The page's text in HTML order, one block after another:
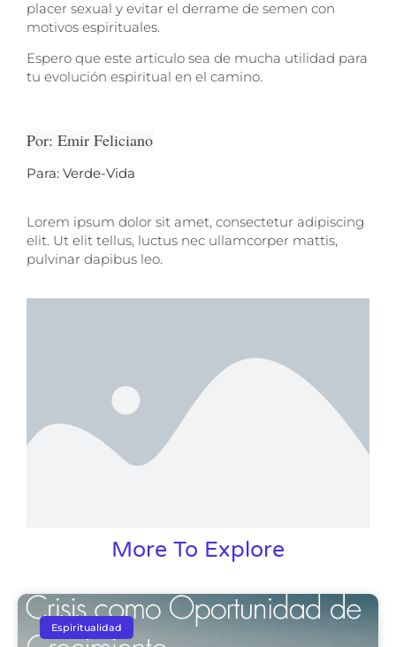
placer sexual y evitar el derrame de semen con
motivos espirituales.
Espero que este articulo sea de mucha utilidad para
tu evolución espiritual en el camino.
Por: Emir Feliciano
Para: Verde-Vida
Lorem ipsum dolor sit amet, consectetur adipiscing
elit. Ut elit tellus, luctus nec ullamcorper mattis,
pulvinar dapibus leo.
More To Explore
Espiritualidad